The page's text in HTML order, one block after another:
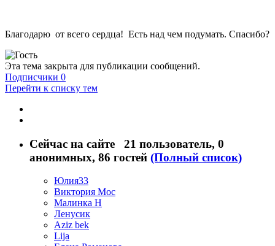
Благодарю от всего сердца! Есть над чем подумать. Спасибо?
Эта тема закрыта для публикации сообщений.
Подписчики 0
Перейти к списку тем
Сейчас на сайте 21 пользователь, 0
анонимных, 86 гостей (Полный список)
Юлия33
Виктория Мос
Малинка Н
Ленусик
Aziz bek
Lija